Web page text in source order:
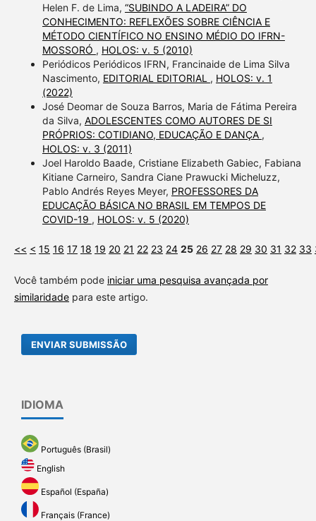
Helen F. de Lima, “SUBINDO A LADEIRA” DO
CONHECIMENTO: REFLEXÕES SOBRE CIÊNCIA E
MÉTODO CIENTÍFICO NO ENSINO MÉDIO DO IFRN-
MOSSORÓ , HOLOS: v. 5 (2010)
Periódicos Periódicos IFRN, Francinaide de Lima Silva
Nascimento, EDITORIAL EDITORIAL , HOLOS: v. 1
(2022)
José Deomar de Souza Barros, Maria de Fátima Pereira
da Silva, ADOLESCENTES COMO AUTORES DE SI
PRÓPRIOS: COTIDIANO, EDUCAÇÃO E DANÇA ,
HOLOS: v. 3 (2011)
Joel Haroldo Baade, Cristiane Elizabeth Gabiec, Fabiana
Kitiane Carneiro, Sandra Ciane Prawucki Micheluzz,
Pablo Andrés Reyes Meyer, PROFESSORES DA
EDUCAÇÃO BÁSICA NO BRASIL EM TEMPOS DE
COVID-19 , HOLOS: v. 5 (2020)
<< < 15 16 17 18 19 20 21 22 23 24 25 26 27 28 29 30 31 32 33
Você também pode iniciar uma pesquisa avançada por
similaridadepara este artigo.
ENVIAR SUBMISSÃO
IDIOMA
Português (Brasil)
English
Español (España)
Français (France)